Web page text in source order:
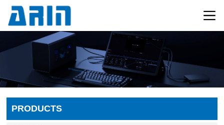
PRODUCTS